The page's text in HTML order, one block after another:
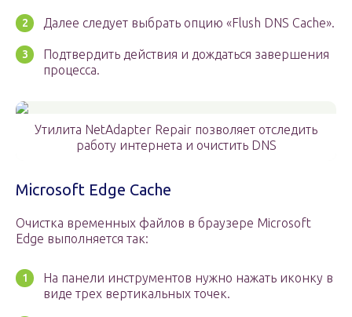
Далее следует выбрать опцию «Flush DNS Cache».
Подтвердить действия и дождаться завершения
процесса.
Утилита NetAdapter Repair позволяет отследить
работу интернета и очистить DNS
Microsoft Edge Cache
Очистка временных файлов в браузере Microsoft
Edge выполняется так:
На панели инструментов нужно нажать иконку в
виде трех вертикальных точек.